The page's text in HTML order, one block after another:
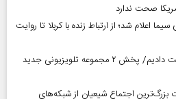
صحت ندارد
اعلام شد؛ از ارتباط زنده با کربلا تا روایت
هنرمند منحصر‌به‌فردی را از دست دادیم/ پخش ۲ مجموعه تلویزیونی جدید
روایت بزرگ‌ترین اجتماع شیعیان از شبکه‌های